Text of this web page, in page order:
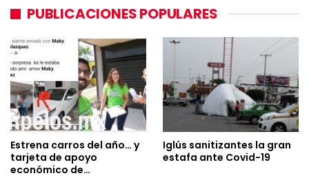
PUBLICACIONES POPULARES
Estrena carros del año… y
tarjeta de apoyo
económico de…
Iglús sanitizantes la gran
estafa ante Covid-19